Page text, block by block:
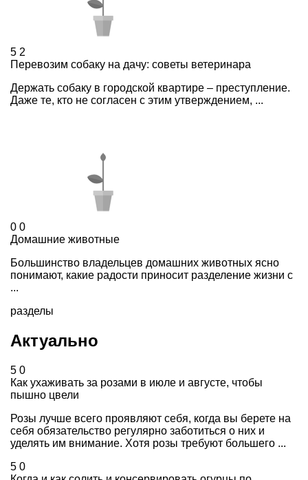
5 2
Перевозим собаку на дачу: советы ветеринара
Держать собаку в городской квартире – преступление.
Даже те, кто не согласен с этим утверждением, ...
0 0
Домашние животные
Большинство владельцев домашних животных ясно
понимают, какие радости приносит разделение жизни с
...
разделы
Актуально
5 0
Как ухаживать за розами в июле и августе, чтобы
пышно цвели
Розы лучше всего проявляют себя, когда вы берете на
себя обязательство регулярно заботиться о них и
уделять им внимание. Хотя розы требуют большего ...
5 0